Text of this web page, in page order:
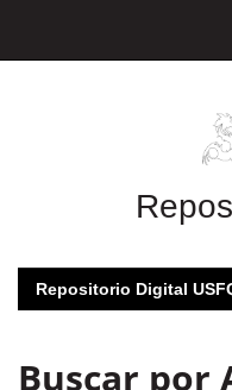
Repositorio Digital
Buscar por